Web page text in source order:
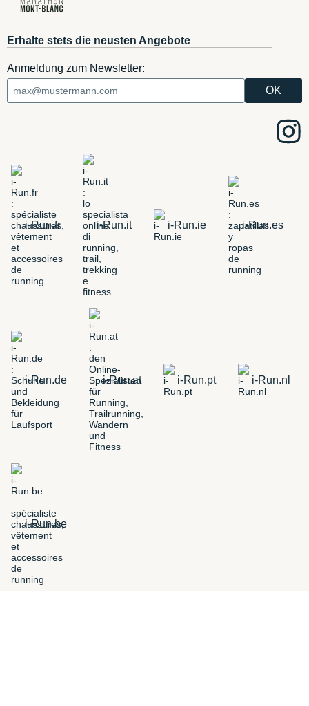
Erhalte stets die neusten Angebote
Anmeldung zum Newsletter:
i-Run.fr i-Run.it i-Run.ie i-Run.es
i-Run.de i-Run.at i-Run.pt i-Run.nl
i-Run.be